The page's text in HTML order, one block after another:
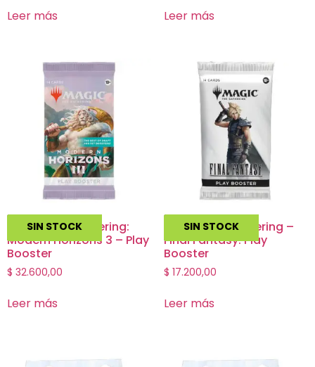
Leer más Leer más
SIN STOCK
Magic The Gathering:
Modern Horizons 3 – Play
Booster
$ 32.600,00
Leer más
SIN STOCK
Magic The Gathering –
Final Fantasy: Play
Booster
$ 17.200,00
Leer más